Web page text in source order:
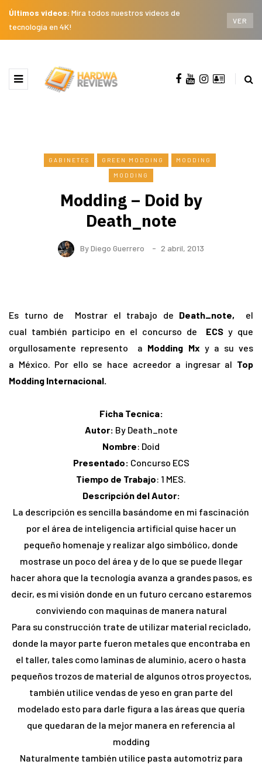
Últimos videos: Mira todos nuestros videos de
tecnología en 4K!
VER
GABINETES GREEN MODDING MODDING
MODDING
Modding – Doid by
Death_note
ByDiego Guerrero 2 abril, 2013
Es turno de Mostrar el trabajo de Death_note, el
cual también participo en el concurso de ECS y que
orgullosamente represento a Modding Mx y a su ves
a México. Por ello se hace acreedor a ingresar al Top
Modding Internacional.
Ficha Tecnica:
Autor: By Death_note
Nombre: Doid
Presentado: Concurso ECS
Tiempo de Trabajo: 1 MES.
Descripción del Autor:
La descripción es sencilla basándome en mi fascinación
por el área de inteligencia artificial quise hacer un
pequeño homenaje y realizar algo simbólico, donde
mostrase un poco del área y de lo que se puede llegar
hacer ahora que la tecnología avanza a grandes pasos, es
decir, es mi visión donde en un futuro cercano estaremos
conviviendo con maquinas de manera natural
Para su construcción trate de utilizar material reciclado,
donde la mayor parte fueron metales que encontraba en
el taller, tales como laminas de aluminio, acero o hasta
pequeños trozos de material de algunos otros proyectos,
también utilice vendas de yeso en gran parte del
modelado esto para darle figura a las áreas que quería
que quedaran de la mejor manera en referencia al
modding
Naturalmente también utilice pasta automotriz para